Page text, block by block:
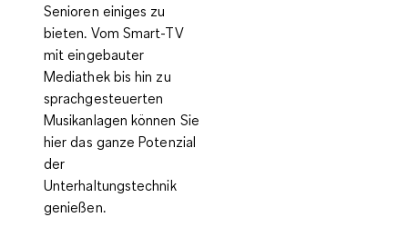
Senioren einiges zu
bieten. Vom Smart-TV
mit eingebauter
Mediathek bis hin zu
sprachgesteuerten
Musikanlagen können Sie
hier das ganze Potenzial
der
Unterhaltungstechnik
genießen.